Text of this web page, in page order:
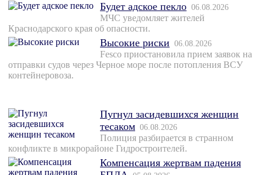
Будет адское пекло 06.08.2026
МЧС уведомляет жителей
Краснодарского края об опасности.
Высокие риски 06.08.2026
Fesco приостановила прием заявок на
отправки судов через Черное море после потопления ВСУ
контейнеровоза.
Пугнул засидевшихся женщин
тесаком 06.08.2026
Полиция разбирается в странном
конфликте в микрорайоне Гидростроителей.
Компенсация жертвам падения